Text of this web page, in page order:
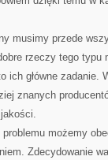
musimy przede
rzeczy tego typu
główne zadanie.
znanych
możemy
Zdecydowanie